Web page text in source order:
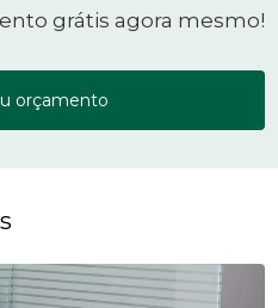
grátis agora mesmo!
orçamento